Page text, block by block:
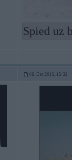
Spied uz
06. Dec 2015, 15:32